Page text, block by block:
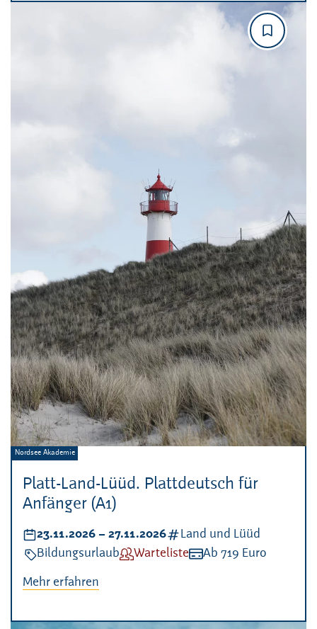
Platt-Land-Lüüd. Plattdeutsch für
Anfänger (A1)
Veranstalter:
Nordsee Akademie
Datum:
23.11.2026 – bis
27.11.2026Kategorien:
Land und Lüüd
Veranstaltungsart:
BildungsurlaubVerfügbarkeit:
WartelisteKosten:
Ab 719 Euro
Mehr erfahren